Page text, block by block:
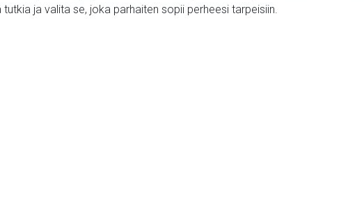
ja valita se, joka parhaiten sopii perheesi tarpeisiin.